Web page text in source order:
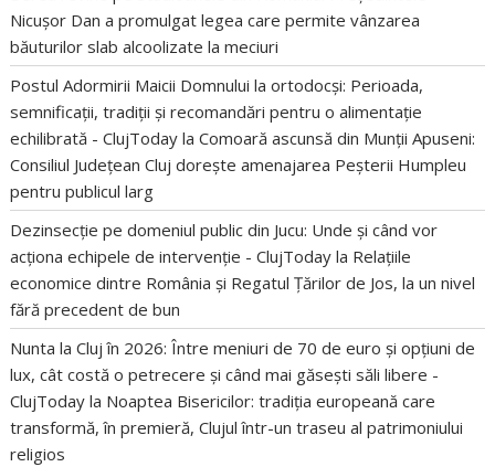
Nicușor Dan a promulgat legea care permite vânzarea
băuturilor slab alcoolizate la meciuri
Postul Adormirii Maicii Domnului la ortodocși: Perioada,
semnificații, tradiții și recomandări pentru o alimentație
echilibrată - ClujToday laComoară ascunsă din Munții Apuseni:
Consiliul Județean Cluj dorește amenajarea Peșterii Humpleu
pentru publicul larg
Dezinsecție pe domeniul public din Jucu: Unde și când vor
acționa echipele de intervenție - ClujToday la Relațiile
economice dintre România și Regatul Țărilor de Jos, la un nivel
fără precedent de bun
Nunta la Cluj în 2026: Între meniuri de 70 de euro și opțiuni de
lux, cât costă o petrecere și când mai găsești săli libere -
ClujToday la Noaptea Bisericilor: tradiția europeană care
transformă, în premieră, Clujul într-un traseu al patrimoniului
religios